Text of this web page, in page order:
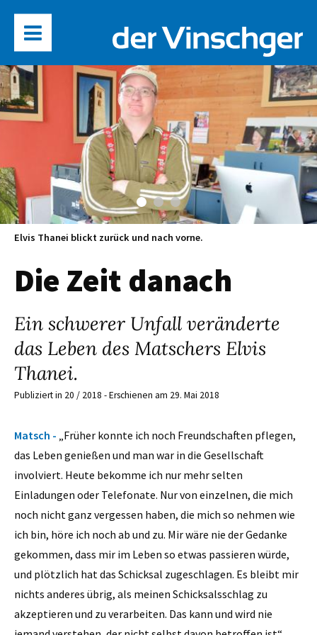
Elvis Thanei blickt zurück und nach vorne.
Die Zeit danach
Ein schwerer Unfall veränderte
das Leben des Matschers Elvis
Thanei.
Publiziert in 20 / 2018 - Erschienen am 29. Mai 2018
Matsch - „Früher konnte ich noch Freundschaften pflegen,
das Leben genießen und man war in die Gesellschaft
involviert. Heute bekomme ich nur mehr selten
Einladungen oder Telefonate. Nur von einzelnen, die mich
noch nicht ganz vergessen haben, die mich so nehmen wie
ich bin, höre ich noch ab und zu. Mir wäre nie der Gedanke
gekommen, dass mir im Leben so etwas passieren würde,
und plötzlich hat das Schicksal zugeschlagen. Es bleibt mir
nichts anderes übrig, als meinen Schicksalsschlag zu
akzeptieren und zu verarbeiten. Das kann und wird nie